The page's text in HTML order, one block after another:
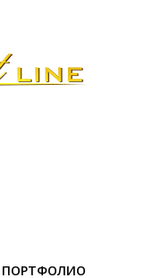
ПОРТФОЛИО